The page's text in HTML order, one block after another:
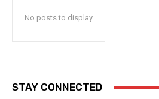
No posts to display
STAY CONNECTED